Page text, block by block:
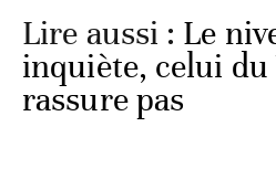
Lire aussi : Le
inquiète, celui du
rassure pas